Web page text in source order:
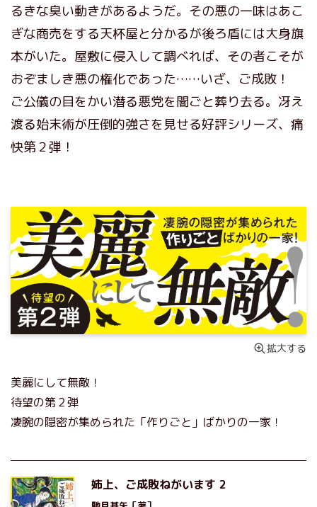
るきな臭い動きがあるようだ。その悪の一味はあこ
ぎな商売をする天杯屋と分かるが後ろ盾には大身旗
本がいた。屋敷に侵入して調べれば、その者こそが
おぞましき悪の権化であった……いざ、ご成敗！
ご公儀の目をかい潜る悪党を闇ごと葬り去る。冴え
渡る始末術が圧倒的強さを見せる好評シリーズ、痛
快第２弾！
拡大する
美麗にして無敵！
待望の第２弾
凄腕の隠密が集められた「作りごと」ばかりの一家！
姉上、ご成敗ねがいます 2